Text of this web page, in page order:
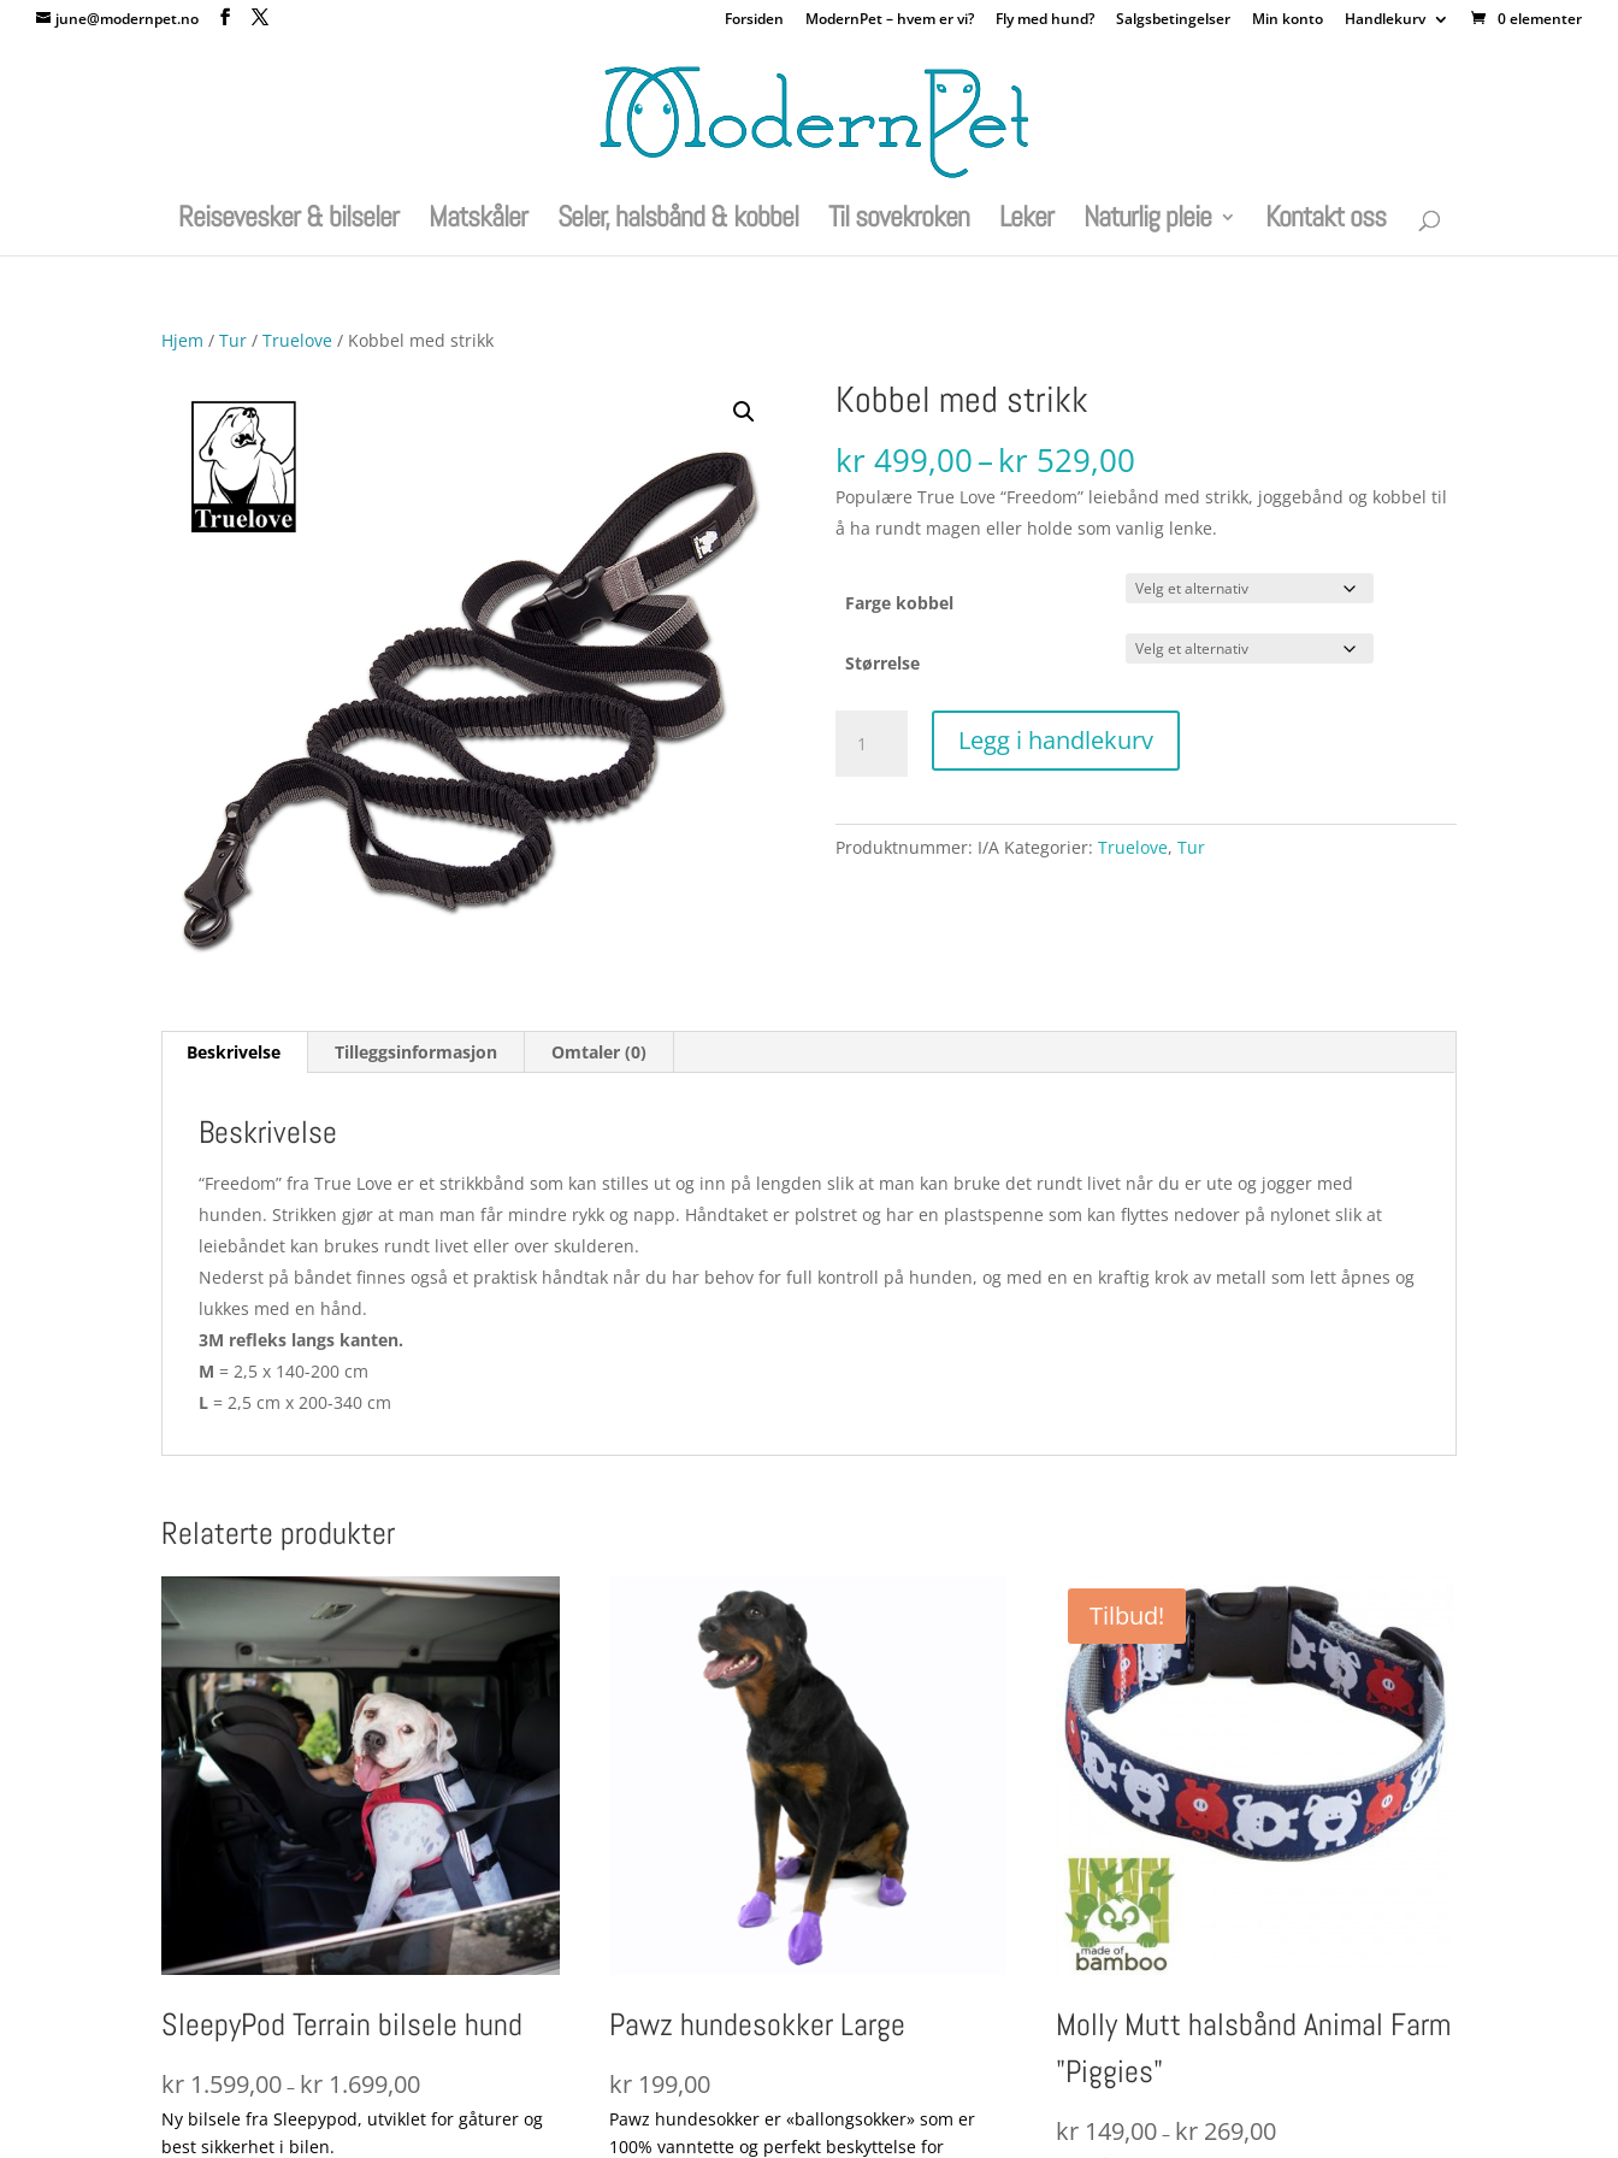
june@modernpet.no Forsiden ModernPet – hvem er vi? Fly med hund? Salgsbetingelser Min konto Handlekurv 0 elementer
Reisevesker & bilseler Matskåler Seler, halsbånd & kobbel Til sovekroken Leker Naturlig pleie Kontakt oss
Hjem /Tur /Truelove / Kobbel med strikk
Kobbel med strikk
kr499,00–kr529,00Prisområde:
kr 499,00
til
kr 529,00
Populære True Love “Freedom” leiebånd med strikk, joggebånd og kobbel til
å ha rundt magen eller holde som vanlig lenke.
Farge kobbel
Størrelse
med
antall
Legg i handlekurv
Produktnummer: I/A Kategorier: Truelove, Tur
Beskrivelse Tilleggsinformasjon Omtaler (0)
Beskrivelse
“Freedom” fra True Love er et strikkbånd som kan stilles ut og inn på lengden slik at man kan bruke det rundt livet når du er ute og jogger med
hunden. Strikken gjør at man man får mindre rykk og napp. Håndtaket er polstret og har en plastspenne som kan flyttes nedover på nylonet slik at
leiebåndet kan brukes rundt livet eller over skulderen.
Nederst på båndet finnes også et praktisk håndtak når du har behov for full kontroll på hunden, og med en en kraftig krok av metall som lett åpnes og
lukkes med en hånd.
3M refleks langs kanten.
M = 2,5 x 140-200 cm
L = 2,5 cm x 200-340 cm
Relaterte produkter
SleepyPod Terrain bilsele hund
kr 1.599,00 – kr 1.699,00Prisområde:
til
Ny bilsele fra Sleepypod, utviklet for gåturer og
best sikkerhet i bilen.
Pawz hundesokker Large
kr199,00
Pawz hundesokker er «ballongsokker» som er
100% vanntette og perfekt beskyttelse for
Tilbud!
Molly Mutt halsbånd Animal Farm
"Piggies"
kr 149,00 – kr 269,00Prisområde: